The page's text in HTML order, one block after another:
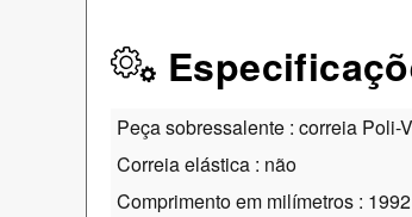
Peça sobressalente : correia Poli-V
Correia elástica : não
Comprimento em milímetros :